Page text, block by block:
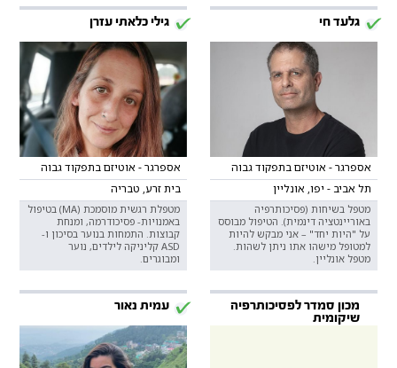
גלעד חי
אספרגר - אוטיזם בתפקוד גבוה
תל אביב - יפו, אונליין
מטפל בשיחות (פסיכותרפיה
באוריינטציה דינמית). הטיפול מבוסס
על "היות יחד" – אני מבקש להיות
למטופל מישהו אתו ניתן ‏לשהות.‏
מטפל אונליין.
גילי כלאתי עזרן
אספרגר - אוטיזם בתפקוד גבוה
בית זרע, טבריה
מטפלת רגשית מוסמכת (MA) בטיפול
באמנויות- פסיכודרמה, ומנחת
קבוצות. התמחות בנוער בסיכון ו-
ASD קליניקה לילדים, נוער
ומבוגרים.
מכון סמדר לפסיכותרפיה
שיקומית
עמית נאור